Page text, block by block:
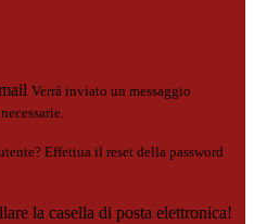
Verrà inviato un messaggio
Effettua il reset della password
la casella di posta elettronica!